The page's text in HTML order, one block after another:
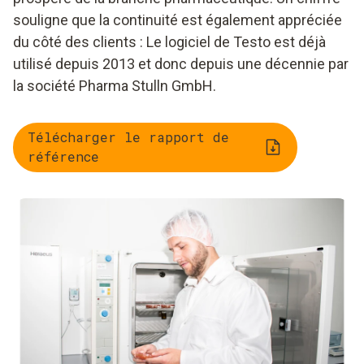
souligne que la continuité est également appréciée
du côté des clients : Le logiciel de Testo est déjà
utilisé depuis 2013 et donc depuis une décennie par
la société Pharma Stulln GmbH.
Télécharger le rapport de
référence